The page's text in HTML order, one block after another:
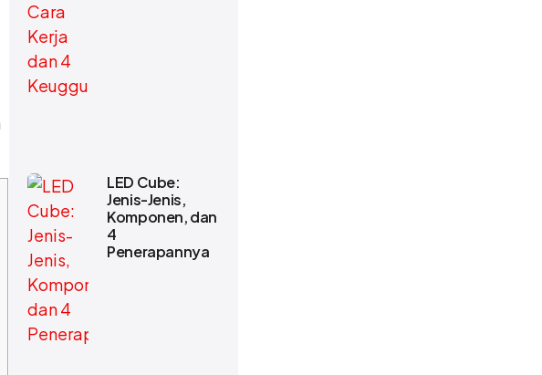
LED Cube:
Jenis-Jenis,
Komponen, dan
4
Penerapannya